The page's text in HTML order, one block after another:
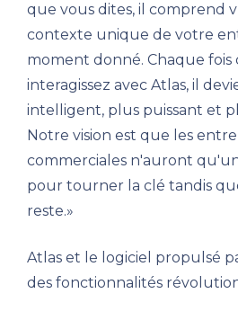
que vous dites, il comprend
contexte unique de votre
moment donné. Chaque fois
interagissez avec Atlas, il
intelligent, plus puissant et
Notre vision est que les
commerciales n'auront
pour tourner la clé tandis
reste.»
Atlas et le logiciel propulsé
des fonctionnalités